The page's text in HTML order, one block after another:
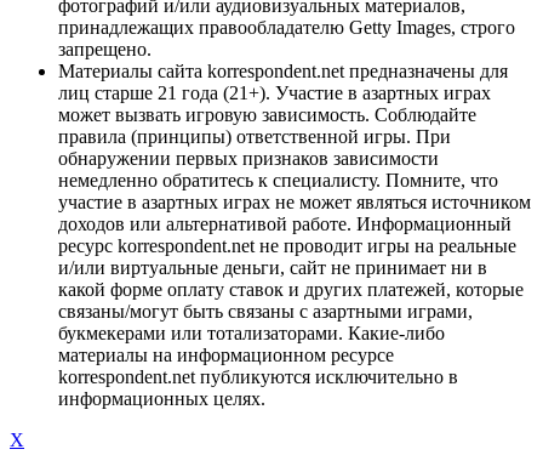
фотографий и/или аудиовизуальных материалов,
принадлежащих правообладателю Getty Images, строго
запрещено.
Материалы сайта korrespondent.net предназначены для
лиц старше 21 года (21+). Участие в азартных играх
может вызвать игровую зависимость. Соблюдайте
правила (принципы) ответственной игры. При
обнаружении первых признаков зависимости
немедленно обратитесь к специалисту. Помните, что
участие в азартных играх не может являться источником
доходов или альтернативой работе. Информационный
ресурс korrespondent.net не проводит игры на реальные
и/или виртуальные деньги, сайт не принимает ни в
какой форме оплату ставок и других платежей, которые
связаны/могут быть связаны с азартными играми,
букмекерами или тотализаторами. Какие-либо
материалы на информационном ресурсе
korrespondent.net публикуются исключительно в
информационных целях.
X